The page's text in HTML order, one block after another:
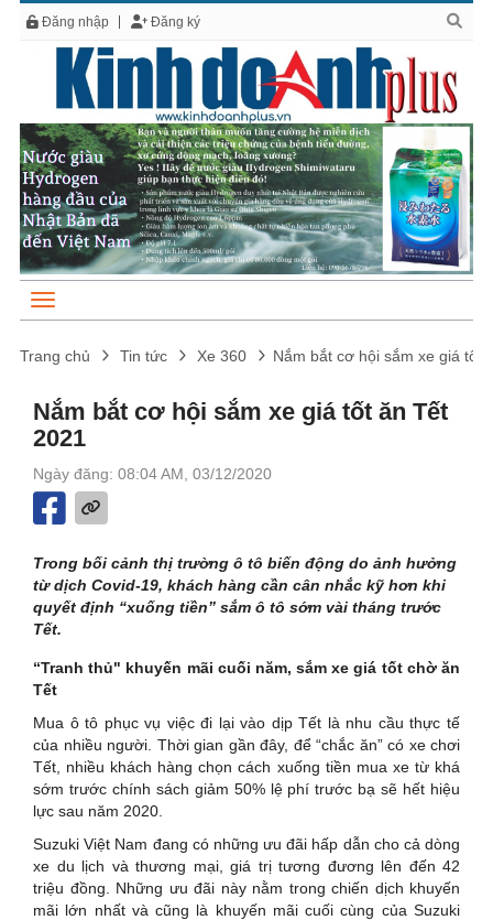
Đăng nhập Đăng ký
Trang chủ Tin tức Xe 360 Nắm bắt cơ hội sắm xe giá tốt
Nắm bắt cơ hội sắm xe giá tốt ăn Tết
2021
Ngày đăng: 08:04 AM, 03/12/2020
Trong bối cảnh thị trường ô tô biến động do ảnh hưởng
từ dịch Covid-19, khách hàng cần cân nhắc kỹ hơn khi
quyết định “xuống tiền” sắm ô tô sớm vài tháng trước
Tết.
“Tranh thủ" khuyến mãi cuối năm, sắm xe giá tốt chờ ăn
Tết
Mua ô tô phục vụ việc đi lại vào dịp Tết là nhu cầu thực tế
của nhiều người. Thời gian gần đây, để “chắc ăn” có xe chơi
Tết, nhiều khách hàng chọn cách xuống tiền mua xe từ khá
sớm trước chính sách giảm 50% lệ phí trước bạ sẽ hết hiệu
lực sau năm 2020.
Suzuki Việt Nam đang có những ưu đãi hấp dẫn cho cả dòng
xe du lịch và thương mại, giá trị tương đương lên đến 42
triệu đồng. Những ưu đãi này nằm trong chiến dịch khuyến
mãi lớn nhất và cũng là khuyến mãi cuối cùng của Suzuki